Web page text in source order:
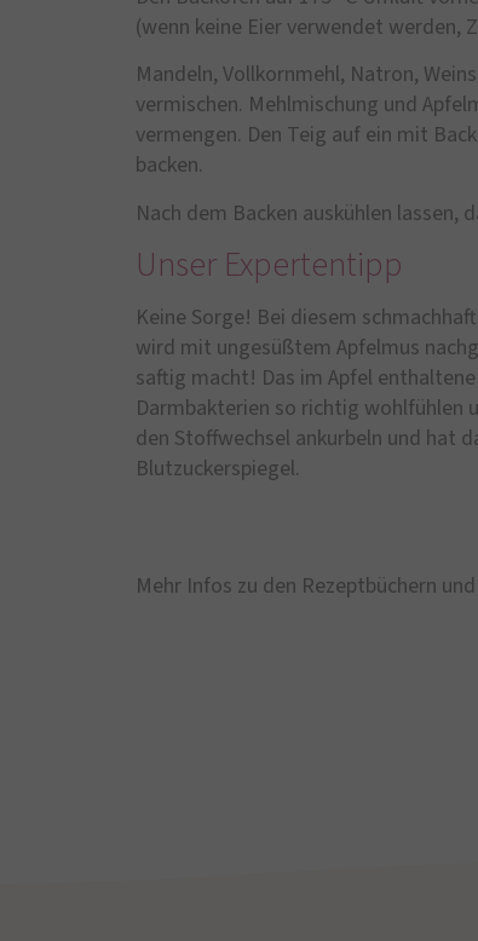
(wenn keine Eier verwendet werden,
Mandeln, Vollkornmehl, Natron,
vermischen. Mehlmischung und
vermengen. Den Teig auf ein mit
backen.
Nach dem Backen auskühlen lassen,
Unser Expertentipp
Keine Sorge! Bei diesem
wird mit ungesüßtem Apfelmus
saftig macht! Das im Apfel
Darmbakterien so richtig wohlfühlen
den Stoffwechsel ankurbeln und hat
Blutzuckerspiegel.
Mehr Infos zu den Rezeptbüchern